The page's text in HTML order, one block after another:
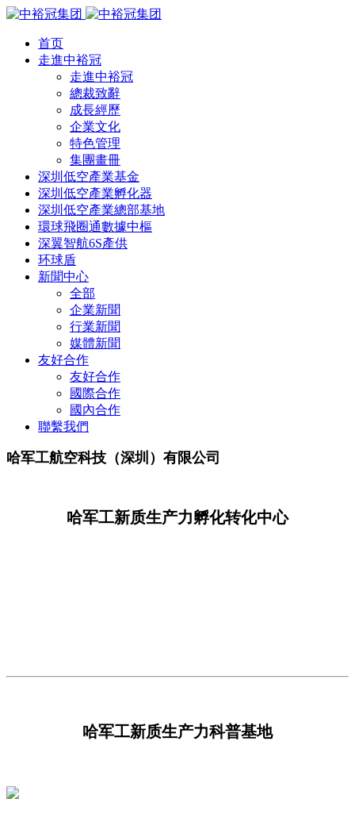
首页
走進中裕冠
走進中裕冠
總裁致辭
成長經歷
企業文化
特色管理
集團畫冊
深圳低空產業基金
深圳低空產業孵化器
深圳低空產業總部基地
環球飛圈通數據中樞
深翼智航6S產供
环球盾
新聞中心
全部
企業新聞
行業新聞
媒體新聞
友好合作
友好合作
國際合作
國內合作
聯繫我們
哈军工航空科技（深圳）有限公司
哈军工新质生产力孵化转化中心
哈军工新质生产力科普基地